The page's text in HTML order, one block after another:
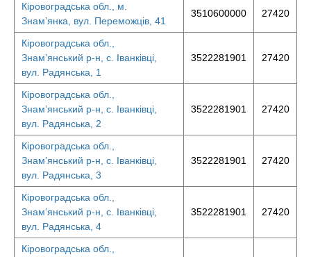
Кіровоградська обл., м.
Знам’янка, вул. Переможців, 41
3510600000 27420
Кіровоградська обл.,
Знам’янський р-н, с. Іванківці,
вул. Радянська, 1
3522281901 27420
Кіровоградська обл.,
Знам’янський р-н, с. Іванківці,
вул. Радянська, 2
3522281901 27420
Кіровоградська обл.,
Знам’янський р-н, с. Іванківці,
вул. Радянська, 3
3522281901 27420
Кіровоградська обл.,
Знам’янський р-н, с. Іванківці,
вул. Радянська, 4
3522281901 27420
Кіровоградська обл.,